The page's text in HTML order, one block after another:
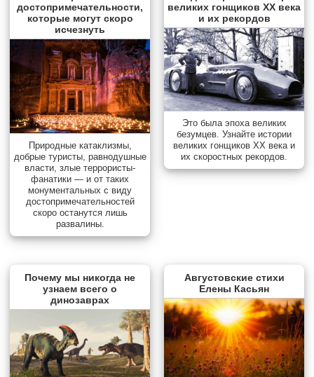
достопримечательности,
которые могут скоро
исчезнуть
Природные катаклизмы,
добрые туристы, равнодушные
власти, злые террористы-
фанатики — и от таких
монументальных с виду
достопримечательностей
скоро останутся лишь
развалины.
великих гонщиков XX века
и их рекордов
Это была эпоха великих
безумцев. Узнайте истории
великих гонщиков XX века и
их скоростных рекордов.
Почему мы никогда не
узнаем всего о
динозаврах
Августовские стихи
Елены Касьян